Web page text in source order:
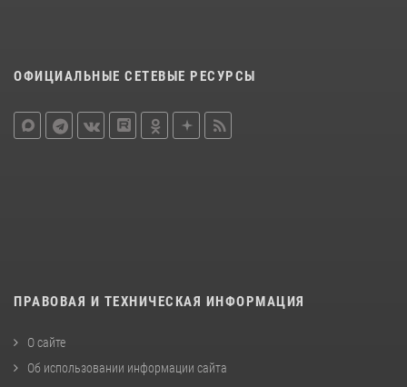
ОФИЦИАЛЬНЫЕ СЕТЕВЫЕ РЕСУРСЫ
ПРАВОВАЯ И ТЕХНИЧЕСКАЯ ИНФОРМАЦИЯ
О сайте
Об использовании информации сайта